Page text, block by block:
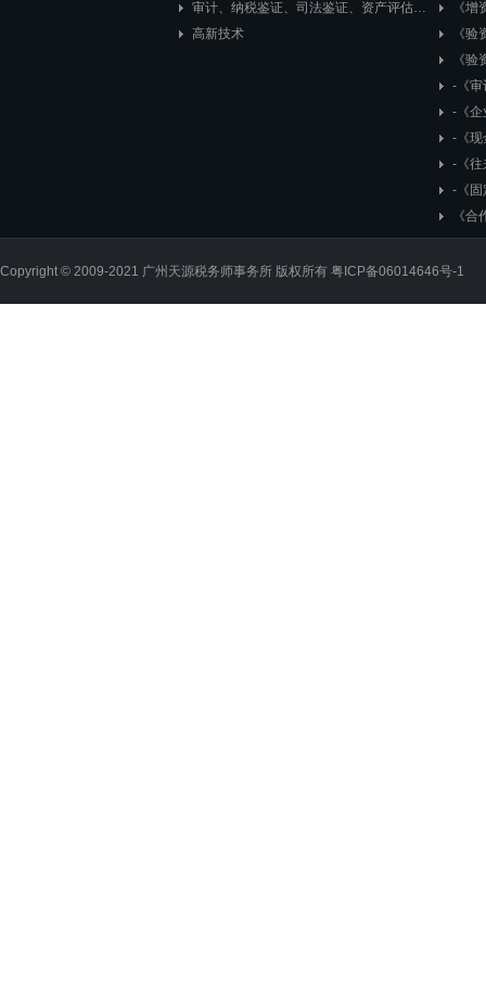
审计、纳税鉴证、司法鉴证、资产评估、市值评估
高新技术
《增
《
《验
-《审
-《企
-《现
-《往
-《固定
《
Copyright © 2009-2021 广州天源税务师事务所 版权所有 粤ICP备06014646号-1